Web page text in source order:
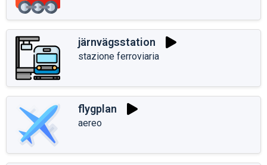
järnvägsstation
stazione ferroviaria
flygplan
aereo